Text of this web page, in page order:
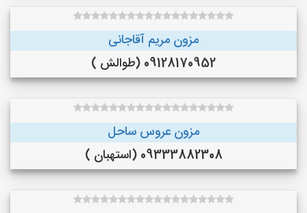
مزون مریم آقاجانی
09128170952 (طوالش )
مزون عروس ساحل
09333882308 (استهبان )